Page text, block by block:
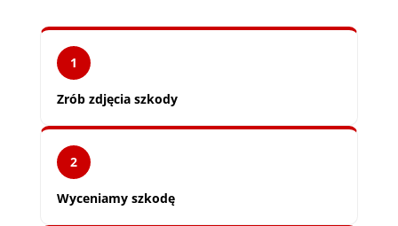
1
Zrób zdjęcia szkody
2
Wyceniamy szkodę